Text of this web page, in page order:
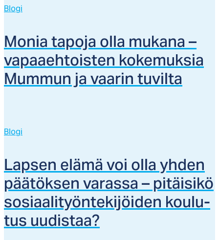
Blogi
Mo­nia ta­po­ja ol­la mu­ka­na –
va­paaeh­tois­ten ko­ke­muk­sia
Mum­mun ja vaa­rin tu­vil­ta
Blogi
Lap­sen elä­mä voi ol­la yh­den
pää­tök­sen va­ras­sa – pi­täi­si­kö
so­siaa­li­työn­te­ki­jöi­den kou­lu­
tus uu­dis­taa?